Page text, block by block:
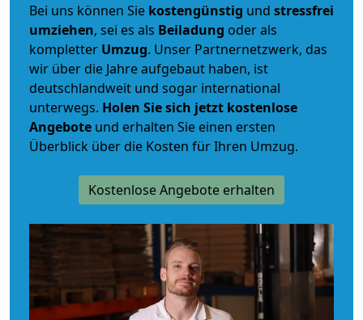
Bei uns können Sie kostengünstig und stressfrei
umziehen, sei es als Beiladung oder als
kompletter Umzug. Unser Partnernetzwerk, das
wir über die Jahre aufgebaut haben, ist
deutschlandweit und sogar international
unterwegs. Holen Sie sich jetzt kostenlose
Angebote und erhalten Sie einen ersten
Überblick über die Kosten für Ihren Umzug.
Kostenlose Angebote erhalten